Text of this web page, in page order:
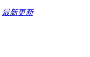
最新更新